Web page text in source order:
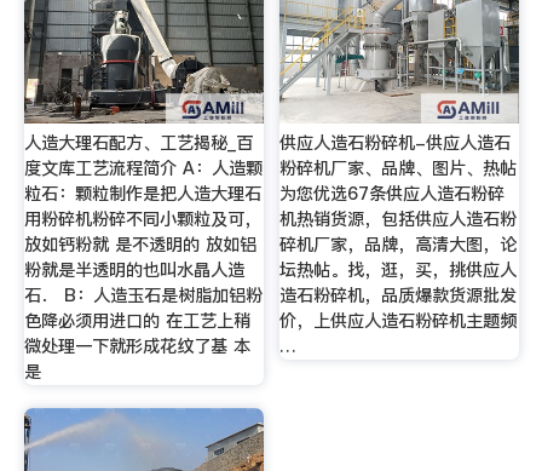
人造大理石配方、工艺揭秘_百
度文库工艺流程简介 A：人造颗
粒石：颗粒制作是把人造大理石
用粉碎机粉碎不同小颗粒及可，
放如钙粉就 是不透明的 放如铝
粉就是半透明的也叫水晶人造
石． B：人造玉石是树脂加铝粉
色降必须用进口的 在工艺上稍
微处理一下就形成花纹了基 本
是
供应人造石粉碎机-供应人造石
粉碎机厂家、品牌、图片、热帖
为您优选67条供应人造石粉碎
机热销货源，包括供应人造石粉
碎机厂家，品牌，高清大图，论
坛热帖。找，逛，买，挑供应人
造石粉碎机，品质爆款货源批发
价，上供应人造石粉碎机主题频
…